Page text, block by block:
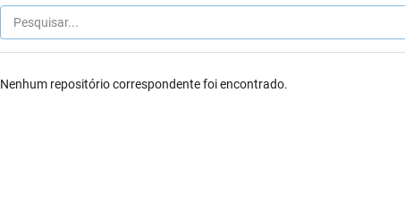
Nenhum repositório correspondente foi encontrado.